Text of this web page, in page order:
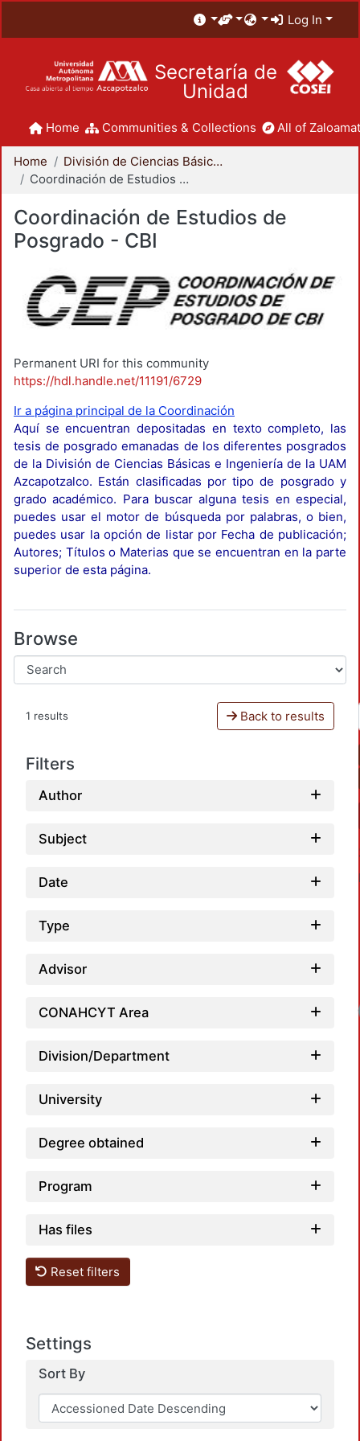
Log In
Secretaría de
Unidad
Home Communities & Collections All of
Home
División de Ciencias Básicas e Ingeniería
Coordinación de Estudios de Posgrado - CBI
Coordinación de Estudios de
Posgrado - CBI
Permanent URI for this community
https://hdl.handle.net/11191/6729
Ir a página principal de la Coordinación
Aquí se encuentran depositadas en texto completo, las
tesis de posgrado emanadas de los diferentes posgrados
de la División de Ciencias Básicas e Ingeniería de la UAM
Azcapotzalco. Están clasificadas por tipo de posgrado y
grado académico. Para buscar alguna tesis en especial,
puedes usar el motor de búsqueda por palabras, o bien,
puedes usar la opción de listar por Fecha de publicación;
Autores; Títulos o Materias que se encuentran en la parte
superior de esta página.
Browse
1 results Back to results
Filters
Author
Subject
Date
Type
Advisor
CONAHCYT Area
Division/Department
University
Degree obtained
Program
Has files
Reset filters
Settings
Sort By